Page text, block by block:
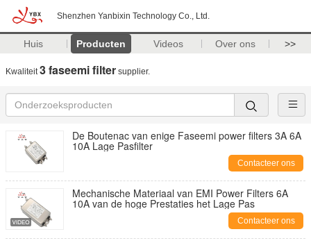
Shenzhen Yanbixin Technology Co., Ltd.
Huis Producten Videos Over ons >>
Kwaliteit3 faseemi filter supplier.
De Boutenac van enige Faseemi power filters 3A 6A
10A Lage Pasfilter
Contacteer ons
Mechanische Materiaal van EMI Power Filters 6A
10A van de hoge Prestaties het Lage Pas
Contacteer ons